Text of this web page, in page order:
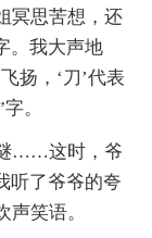
冥思苦想，还
。我大声地
扬，‘刀’代表
。
……这时，爷
听了爷爷的夸
笑语。